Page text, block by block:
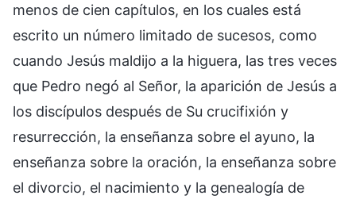
menos de cien capítulos, en los cuales está
escrito un número limitado de sucesos, como
cuando Jesús maldijo a la higuera, las tres veces
que Pedro negó al Señor, la aparición de Jesús a
los discípulos después de Su crucifixión y
resurrección, la enseñanza sobre el ayuno, la
enseñanza sobre la oración, la enseñanza sobre
el divorcio, el nacimiento y la genealogía de